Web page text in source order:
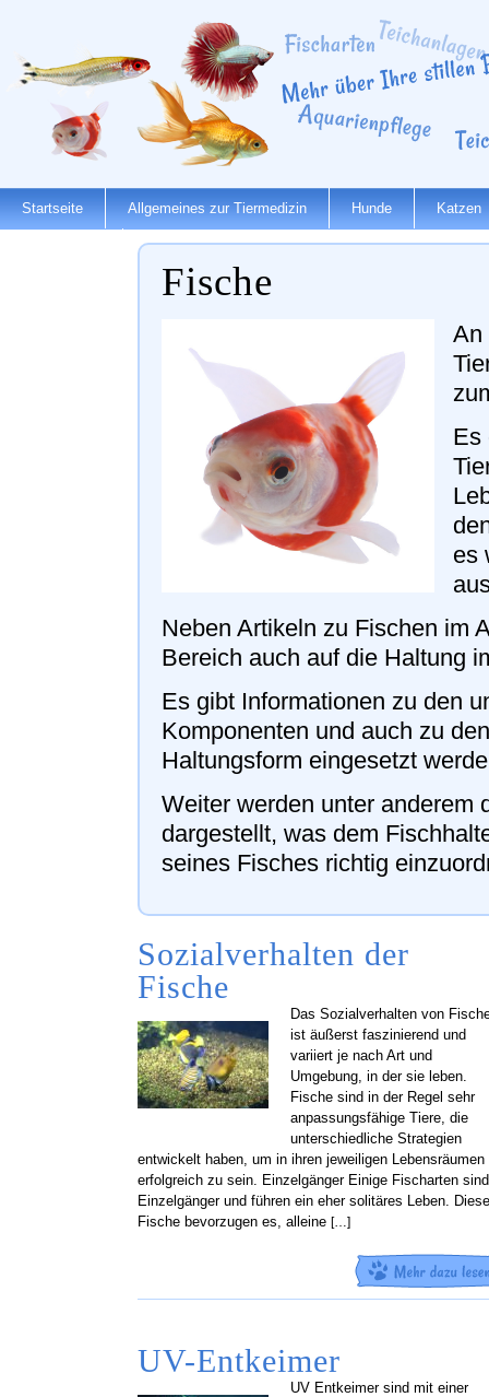
Startseite Allgemeines zur Tiermedizin Hunde Katzen
Fische
An
Es
es
Neben Artikeln zu Fischen im
Bereich auch auf die Haltung
Es gibt Informationen zu den
Komponenten und auch zu
Haltungsform eingesetzt
Weiter werden unter anderem
dargestellt, was dem
seines Fisches richtig
Sozialverhalten der
Fische
Das Sozialverhalten von
ist äußerst faszinierend und
variiert je nach Art und
Umgebung, in der sie leben.
Fische sind in der Regel sehr
anpassungsfähige Tiere, die
unterschiedliche Strategien
entwickelt haben, um in ihren jeweiligen Lebensräumen
erfolgreich zu sein. Einzelgänger Einige Fischarten sind
Einzelgänger und führen ein eher solitäres Leben. Diese
Fische bevorzugen es, alleine […]
UV-Entkeimer
UV Entkeimer sind mit einer